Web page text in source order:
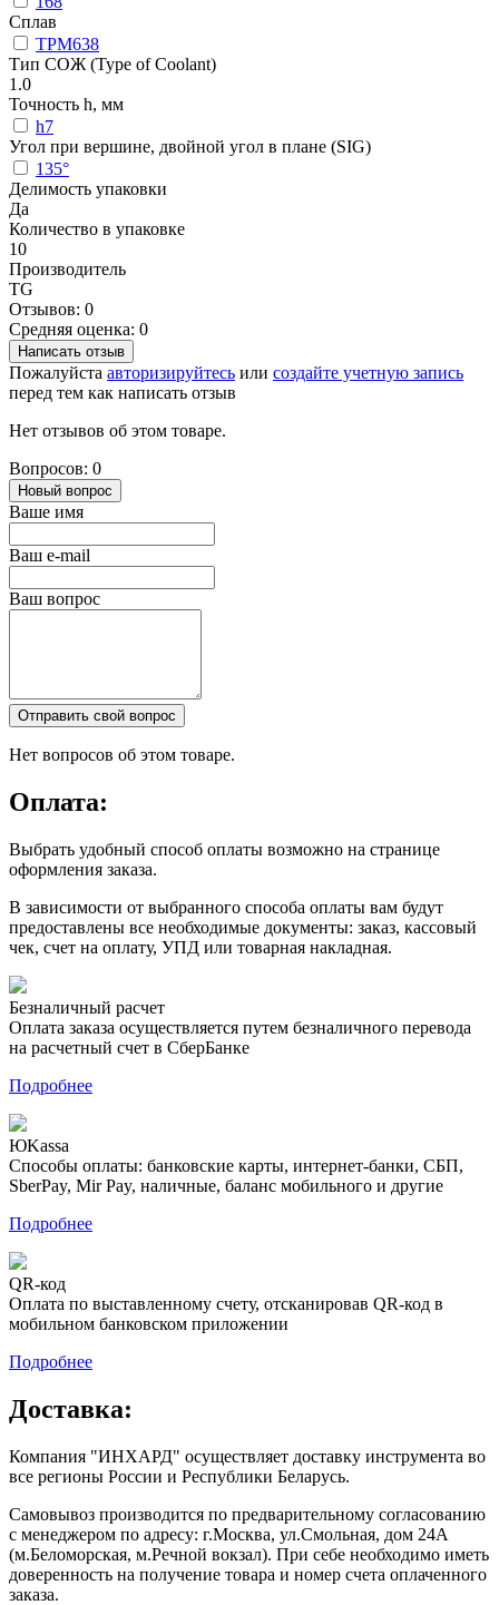
Сплав
TPM638
Тип СОЖ (Type of Coolant)
1.0
Точность h, мм
h7
Угол при вершине, двойной угол в плане (SIG)
135°
Делимость упаковки
Да
Количество в упаковке
10
Производитель
TG
Отзывов: 0
Средняя оценка: 0
Написать отзыв
Пожалуйста авторизируйтесь или создайте учетную запись
перед тем как написать отзыв
Нет отзывов об этом товаре.
Вопросов: 0
Новый вопрос
Ваше имя
Ваш e-mail
Ваш вопрос
Отправить свой вопрос
Нет вопросов об этом товаре.
Оплата:
Выбрать удобный способ оплаты возможно на странице
оформления заказа.
В зависимости от выбранного способа оплаты вам будут
предоставлены все необходимые документы: заказ, кассовый
чек, счет на оплату, УПД или товарная накладная.
Безналичный расчет
Оплата заказа осуществляется путем безналичного перевода
на расчетный счет в СберБанке
Подробнее
ЮKassa
Способы оплаты: банковские карты, интернет-банки, СБП,
SberPay, Mir Pay, наличные, баланс мобильного и другие
Подробнее
QR-код
Оплата по выставленному счету, отсканировав QR-код в
мобильном банковском приложении
Подробнее
Доставка:
Компания "ИНХАРД" осуществляет доставку инструмента во
все регионы России и Республики Беларусь.
Самовывоз производится по предварительному согласованию
с менеджером по адресу: г.Москва, ул.Смольная, дом 24А
(м.Беломорская, м.Речной вокзал). При себе необходимо иметь
доверенность на получение товара и номер счета оплаченного
заказа.